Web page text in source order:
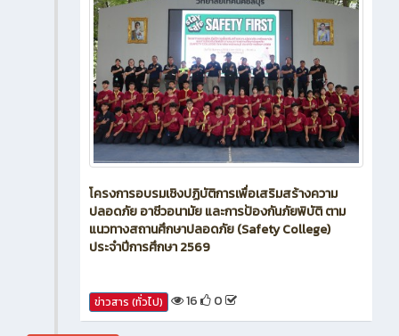
โครงการอบรมเชิงปฏิบัติการเพื่อเสริมสร้างความ
ปลอดภัย อาชีวอนามัย และการป้องกันภัยพิบัติ ตาม
แนวทางสถานศึกษาปลอดภัย (Safety College)
ประจำปีการศึกษา 2569
ข่าวสาร (ทั่วไป) 16 0